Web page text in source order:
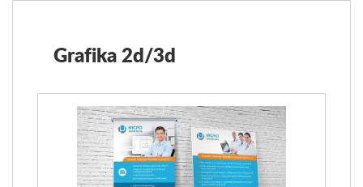
Grafika 2d/3d